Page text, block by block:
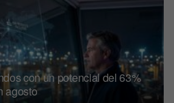
con un potencial del 63%
agosto